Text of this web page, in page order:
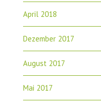
April 2018
Dezember 2017
August 2017
Mai 2017